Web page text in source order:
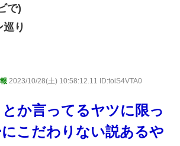
で)
り
2023/10/28(土) 10:58:12.11 ID:toiS4VTA0
か言ってるヤツに限っ
こだわりない説あるや